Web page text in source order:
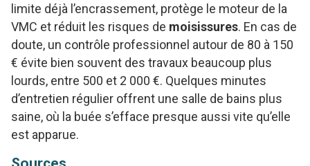
limite déjà l’encrassement, protège le moteur de la
VMC et réduit les risques de moisissures. En cas de
doute, un contrôle professionnel autour de 80 à 150
€ évite bien souvent des travaux beaucoup plus
lourds, entre 500 et 2 000 €. Quelques minutes
d’entretien régulier offrent une salle de bains plus
saine, où la buée s’efface presque aussi vite qu’elle
est apparue.